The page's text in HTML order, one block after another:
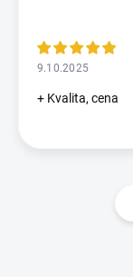
9.10.2025
+ Kvalita, cena